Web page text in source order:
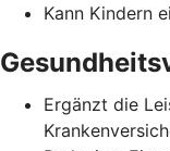
Kann Kindern
Ergänzt die